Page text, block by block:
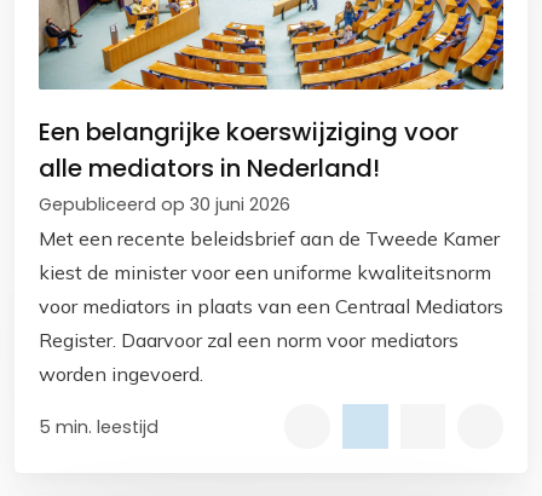
Een belangrijke koerswijziging voor
alle mediators in Nederland!
Gepubliceerd op 30 juni 2026
Met een recente beleidsbrief aan de Tweede Kamer
kiest de minister voor een uniforme kwaliteitsnorm
voor mediators in plaats van een Centraal Mediators
Register. Daarvoor zal een norm voor mediators
worden ingevoerd.
5 min. leestijd